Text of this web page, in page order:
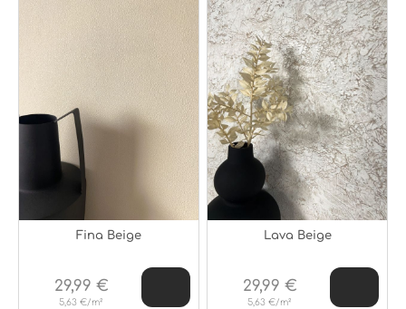
Fina Beige
5,63 €/m²
29,99 €
Lava Beige
5,63 €/m²
29,99 €